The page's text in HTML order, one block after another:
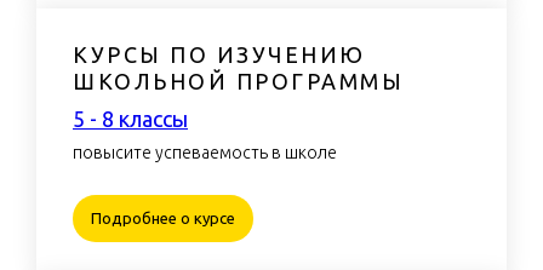
КУРСЫ ПО ИЗУЧЕНИЮ
ШКОЛЬНОЙ ПРОГРАММЫ
5 - 8 класcы
повысите успеваемость в школе
Подробнее о курсе